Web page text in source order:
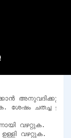
അനുവദിക്കുക.
ശേഷം ചതച്ച
വഴറ്റുക.
വഴറ്റുക.